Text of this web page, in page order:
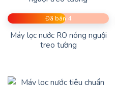
Đã bán 4
Máy lọc nước RO nóng nguội
treo tường